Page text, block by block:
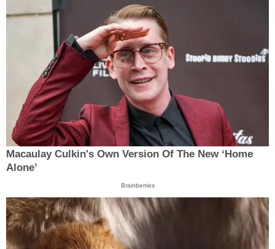
Macaulay Culkin's Own Version Of The New ‘Home
Alone’
Brainberries